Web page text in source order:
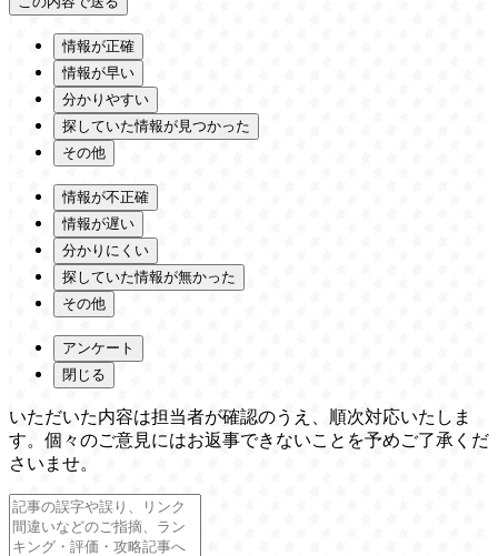
情報が正確
情報が早い
分かりやすい
探していた情報が見つかった
その他
情報が不正確
情報が遅い
分かりにくい
探していた情報が無かった
その他
アンケート
閉じる
いただいた内容は担当者が確認のうえ、順次対応いたしま
す。個々のご意見にはお返事できないことを予めご了承くだ
さいませ。